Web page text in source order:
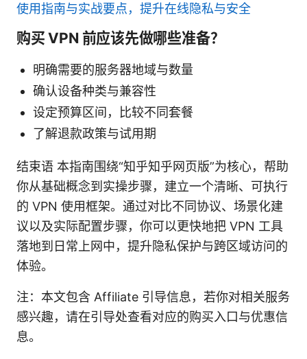
使用指南与实战要点，提升在线隐私与安全
购买 VPN 前应该先做哪些准备？
明确需要的服务器地域与数量
确认设备种类与兼容性
设定预算区间，比较不同套餐
了解退款政策与试用期
结束语 本指南围绕“知乎知乎网页版”为核心，帮助
你从基础概念到实操步骤，建立一个清晰、可执行
的 VPN 使用框架。通过对比不同协议、场景化建
议以及实际配置步骤，你可以更快地把 VPN 工具
落地到日常上网中，提升隐私保护与跨区域访问的
体验。
注：本文包含 Affiliate 引导信息，若你对相关服务
感兴趣，请在引导处查看对应的购买入口与优惠信
息。